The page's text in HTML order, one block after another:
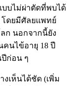
บไม่ผ่าตัดที่พบได้
ดยมีศัลยแพทย์
ก นอกจากนี้ยัง
นไข้อายุ 18 ปี
ก่อน ๆ
เห็นได้ชัด (เพิ่ม